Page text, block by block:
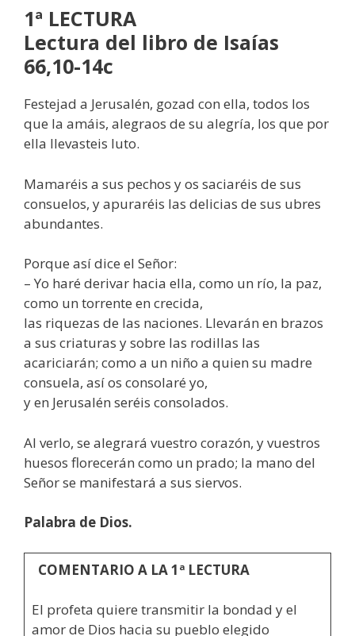
1ª LECTURA
Lectura del libro de Isaías
66,10-14c
Festejad a Jerusalén, gozad con ella, todos los
que la amáis, alegraos de su alegría, los que por
ella llevasteis luto.
Mamaréis a sus pechos y os saciaréis de sus
consuelos, y apuraréis las delicias de sus ubres
abundantes.
Porque así dice el Señor:
– Yo haré derivar hacia ella, como un río, la paz,
como un torrente en crecida,
las riquezas de las naciones. Llevarán en brazos
a sus criaturas y sobre las rodillas las
acariciarán; como a un niño a quien su madre
consuela, así os consolaré yo,
y en Jerusalén seréis consolados.
Al verlo, se alegrará vuestro corazón, y vuestros
huesos florecerán como un prado; la mano del
Señor se manifestará a sus siervos.
Palabra de Dios.
COMENTARIO A LA 1ª LECTURA
El profeta quiere transmitir la bondad y el
amor de Dios hacia su pueblo elegido